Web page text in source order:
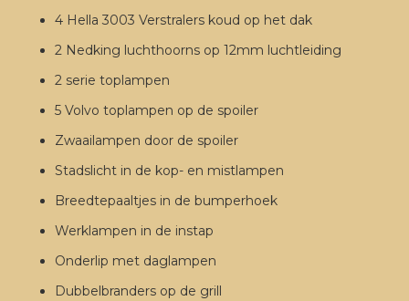
4 Hella 3003 Verstralers koud op het dak
2 Nedking luchthoorns op 12mm luchtleiding
2 serie toplampen
5 Volvo toplampen op de spoiler
Zwaailampen door de spoiler
Stadslicht in de kop- en mistlampen
Breedtepaaltjes in de bumperhoek
Werklampen in de instap
Onderlip met daglampen
Dubbelbranders op de grill